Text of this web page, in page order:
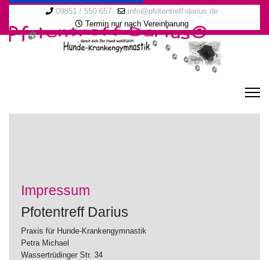
09851 / 550 657
info@pfotentreff-darius.de
Termin nur nach Vereinbarung
Impressum
Pfotentreff Darius
Praxis für Hunde-Krankengymnastik
Petra Michael
Wassertrüdinger Str. 34